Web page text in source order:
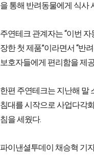
을 통해 반려동물에게 식사
주연테크 관계자는 “이번
장한 첫 제품”이라면서 “반
보호자들에게 편리함을 제
한편 주연테크는 지난해 말
침대를 시작으로 사업다각
침을 세웠다.
파이낸셜투데이 채승혁 기